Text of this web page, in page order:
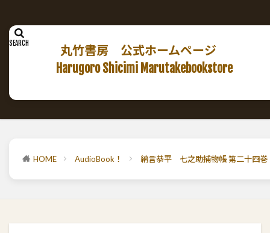
丸竹書房 公式ホームページ
Harugoro Shicimi Marutakebookstore
HOME AudioBook！ 納言恭平 七之助捕物帳 第二十四